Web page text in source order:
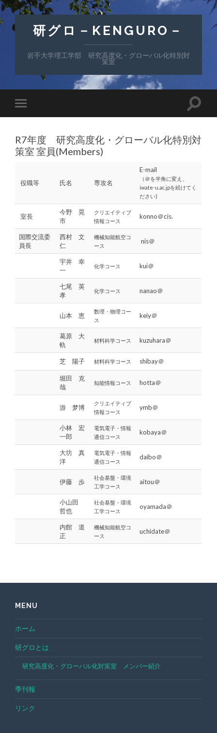
研グロ－KENGURO－
岩手大学理工学部 研究高度化・グローバル化特別対
策室
R7年度 研究高度化・グローバル化特別対
策室 室員(Members)
役職等 氏名 専攻名
E-mail
（＠を半角に変え、
iwate-u.ac.jpを続けてく
ださい)
室長
今野 晃
市
クリエイティブ
情報コース
konno＠cis.
国際交流委
員長
西村 文
仁
機械知能航空コ
ース
nis＠
宇井 幸
一
化学コース kui＠
七尾 英
孝
化学コース nanao＠
山本 恵
数理・物理 コー
ス
keiy＠
葛原 大
軌
材料科学コース kuzuhara＠
芝 陽子 材料科学コース shibay＠
堀田 克
哉
知能情報コース hotta＠
游 梦博
クリエイティブ
情報 コース
ymb＠
小林 宏
一郎
電気電子・情報
通信コース
kobaya＠
大坊 真
洋
電気電子・情報
通信コース
daibo＠
伊藤 歩
社会基盤・環境
工学コース
aitou＠
小山田
哲也
社会基盤・環境
工学コース
oyamada＠
内館 道
正
機械知能航空コ
ース
uchidate＠
MENU
ホーム
研グロとは
研究高度化・グローバル化対策室 メンバー紹介
季刊報
リンク